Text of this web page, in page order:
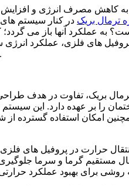
کاهش مصرف انرژی و افزایش
ترمال بریک در کنار سیستم های
به عملکرد آنها باز می
های فلزی، عملکرد
ترمال بریک در نما را از جنبه های مختلف بررسی می کنیم.
بریک، تفاوت در هدف
بر عهده دارد. این سیستم
امکان استفاده گسترده از
حرارت در پروفیل های
مستقیم گرما و سرما